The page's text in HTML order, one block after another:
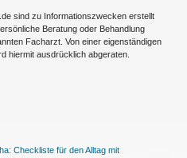
sind zu Informationszwecken erstellt
Beratung oder Behandlung
Facharzt. Von einer eigenständigen
hiermit ausdrücklich abgeraten.
Checkliste für den Alltag mit